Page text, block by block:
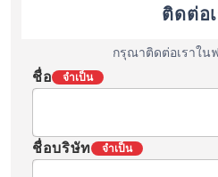
ติดต่อ
กรุณาติดต่อเราใน
ชื่อ จำเป็น
ชื่อบริษัท จำเป็น